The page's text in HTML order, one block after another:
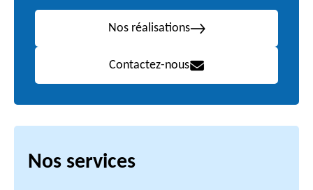
Nos réalisations
Contactez-nous
Nos services